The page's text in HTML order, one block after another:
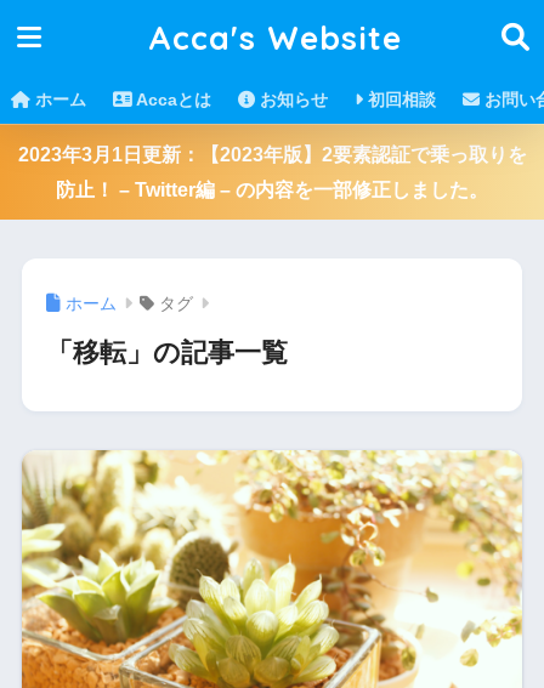
Acca's Website
ホーム Accaとは お知らせ 初回相談 お問い
2023年3月1日更新：【2023年版】2要素認証で乗っ取りを
防止！ – Twitter編 – の内容を一部修正しました。
ホーム タグ
「移転」の記事一覧